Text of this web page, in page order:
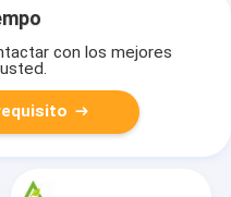
con los mejores